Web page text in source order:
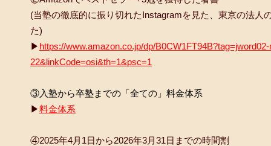
(当塾の徹底的に振り切れたInstagramを見た、東京の法人
た)
▶ https://www.amazon.co.jp/dp/
22&linkCode=osi&th=1&psc=1
③入塾から卒塾までの「全ての」料金体系
▶料金体系
④2025年4月1日から2026年3月31日までの時間割